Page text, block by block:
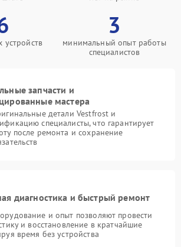
3
минимальный опыт работы
специалистов
запчасти и
мастера
детали Vestfrost и
специалисты, что гарантирует
после ремонта и сохранение
диагностика и быстрый ремонт
и опыт позволяют провести
и восстановление в кратчайшие
время без устройства